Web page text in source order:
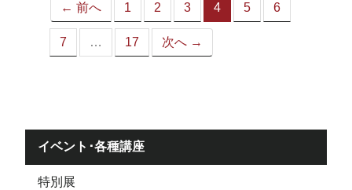
← 前へ 1 2 3 4
（こ
5 6
7 … 17 次へ →
イベント･各種講座
特別展